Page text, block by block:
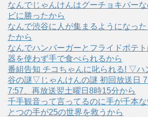
なんでじゃんけんはグーチョキパー
ビに勝ったから
なんで渋谷に人が集まるようになっ
たから
なんでハンバーガーとフライドポテ
器を使わず手で食べられるから
番組告知 チコちゃんに叱られる! ▽
谷の謎▽じゃんけんの謎 初回放送日
7:57、再放送翌土曜日8時15分から
千手観音って言ってるのに手が千本
とつの手が25の世界を救うから